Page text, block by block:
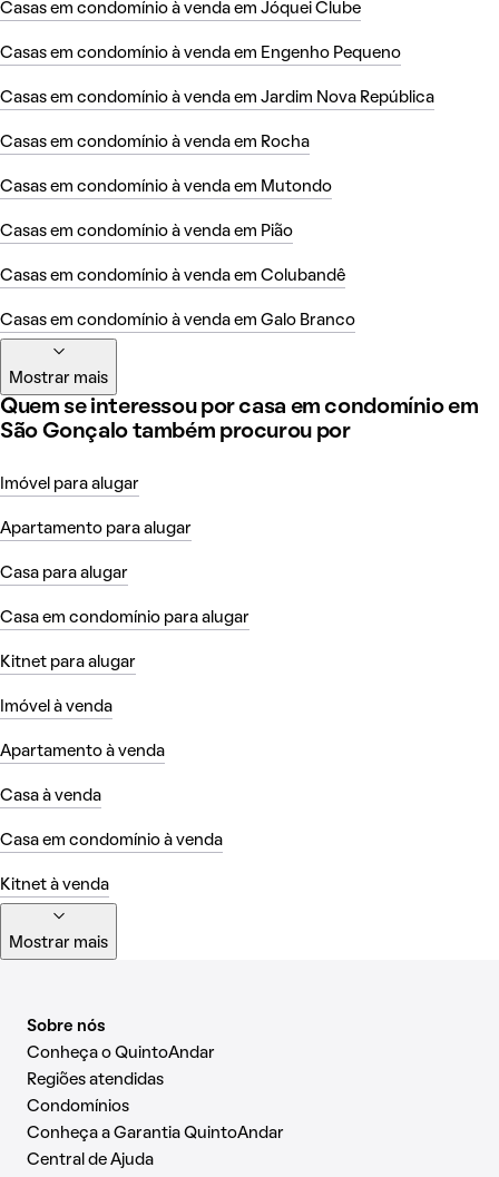
Casas em condomínio à venda em Jóquei Clube
Casas em condomínio à venda em Engenho Pequeno
Casas em condomínio à venda em Jardim Nova República
Casas em condomínio à venda em Rocha
Casas em condomínio à venda em Mutondo
Casas em condomínio à venda em Pião
Casas em condomínio à venda em Colubandê
Casas em condomínio à venda em Galo Branco
Mostrar mais
Quem se interessou por casa em condomínio em
São Gonçalo também procurou por
Imóvel para alugar
Apartamento para alugar
Casa para alugar
Casa em condomínio para alugar
Kitnet para alugar
Imóvel à venda
Apartamento à venda
Casa à venda
Casa em condomínio à venda
Kitnet à venda
Mostrar mais
Sobre nós
Conheça o QuintoAndar
Regiões atendidas
Condomínios
Conheça a Garantia QuintoAndar
Central de Ajuda